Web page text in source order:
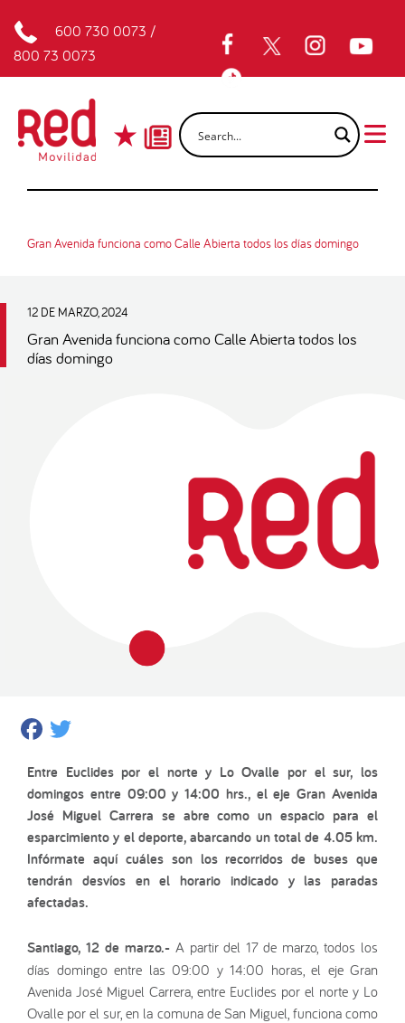
600 730 0073 /
800 73 0073
Gran Avenida funciona como Calle Abierta todos los días domingo
12 DE MARZO, 2024
Gran Avenida funciona como Calle Abierta todos los
días domingo
Facebook
Entre Euclides por el norte y Lo Ovalle por el sur, los
domingos entre 09:00 y 14:00 hrs., el eje Gran Avenida
José Miguel Carrera se abre como un espacio para el
esparcimiento y el deporte, abarcando un total de 4.05 km.
Infórmate aquí cuáles son los recorridos de buses que
tendrán desvíos en el horario indicado y las paradas
afectadas.
Santiago, 12 de marzo.-A partir del 17 de marzo, todos los
días domingo entre las 09:00 y 14:00 horas, el eje Gran
Avenida José Miguel Carrera, entre Euclides por el norte y Lo
Ovalle por el sur, en la comuna de San Miguel, funciona como